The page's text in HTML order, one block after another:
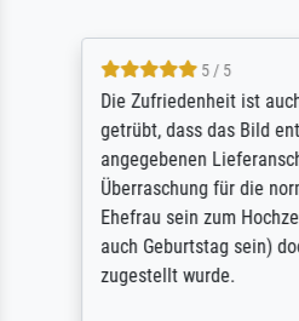
5 / 5
Die Zufriedenheit ist
getrübt, dass das Bild
angegebenen
Überraschung für die
Ehefrau sein zum
auch Geburtstag sein)
zugestellt wurde.